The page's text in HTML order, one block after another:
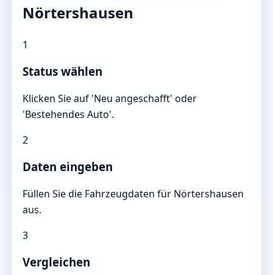
Nörtershausen
1
Status wählen
Klicken Sie auf 'Neu angeschafft' oder
'Bestehendes Auto'.
2
Daten eingeben
Füllen Sie die Fahrzeugdaten für Nörtershausen
aus.
3
Vergleichen